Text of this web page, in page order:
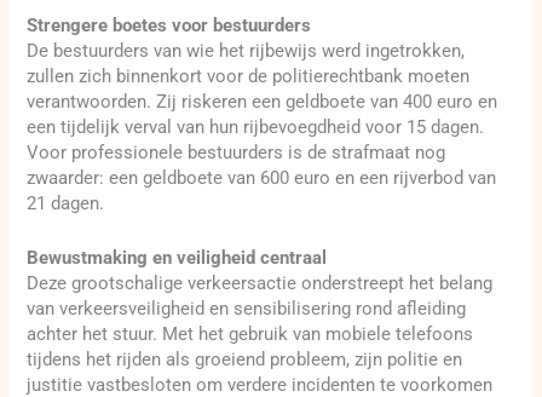
Strengere boetes voor bestuurders
De bestuurders van wie het rijbewijs werd ingetrokken,
zullen zich binnenkort voor de politierechtbank moeten
verantwoorden. Zij riskeren een geldboete van 400 euro en
een tijdelijk verval van hun rijbevoegdheid voor 15 dagen.
Voor professionele bestuurders is de strafmaat nog
zwaarder: een geldboete van 600 euro en een rijverbod van
21 dagen.
Bewustmaking en veiligheid centraal
Deze grootschalige verkeersactie onderstreept het belang
van verkeersveiligheid en sensibilisering rond afleiding
achter het stuur. Met het gebruik van mobiele telefoons
tijdens het rijden als groeiend probleem, zijn politie en
justitie vastbesloten om verdere incidenten te voorkomen